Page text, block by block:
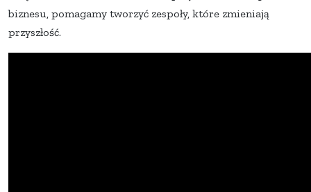
biznesu, pomagamy tworzyć zespoły, które zmieniają
przyszłość.